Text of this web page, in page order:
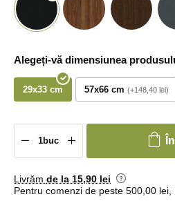
Alegeți-vă dimensiunea
29x33 cm 57x66 cm +148,40 lei
Livrăm de la 15,90 lei
Pentru comenzi de peste 500,00 lei,